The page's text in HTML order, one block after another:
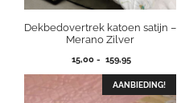
Dekbedovertrek katoen satijn –
Merano Zilver
15,00 - 159,95Prijsklasse:
tot
159,95
AANBIEDING!